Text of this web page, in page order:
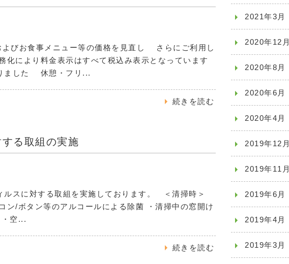
びお食事メニュー等の価格を見直し さらにご利用し
化により料金表示はすべて税込み表示となっています
ました 休憩・フリ...
続きを読む
る取組の実施
ルスに対する取組を実施しております。 ＜清掃時＞
ン/ボタン等のアルコールによる除菌 ・清掃中の窓開け
空...
続きを読む
2021年3月
2020年12月
2020年8月
2020年6月
2020年4月
2019年12月
2019年11月
2019年6月
2019年4月
2019年3月